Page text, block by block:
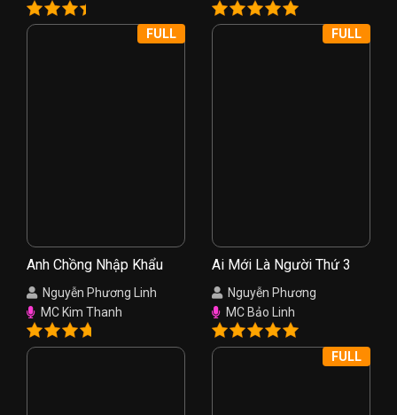
Anh Chồng Nhập Khẩu
Nguyễn Phương Linh
MC Kim Thanh
FULL
Ai Mới Là Người Thứ 3
Nguyễn Phương
MC Bảo Linh
FULL
FULL